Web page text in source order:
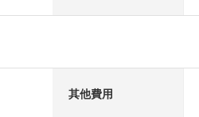
其他費用